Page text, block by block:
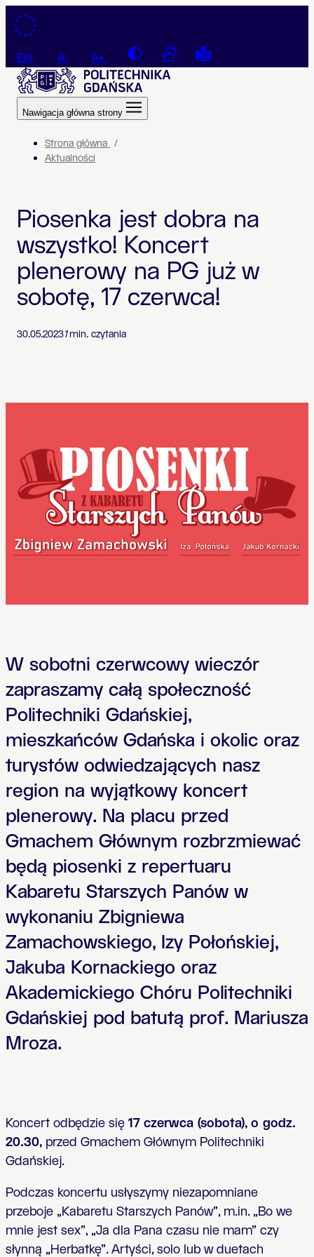
Przejdź do treści
EN A A+ Contrast Connection with a sign
Tekst łatwy do
Nawigacja główna strony
Strona główna
Aktualności
Piosenka jest dobra na
wszystko! Koncert
plenerowy na PG już w
sobotę, 17 czerwca!
30.05.20231min. czytania
W sobotni czerwcowy wieczór
zapraszamy całą społeczność
Politechniki Gdańskiej,
mieszkańców Gdańska i okolic oraz
turystów odwiedzających nasz
region na wyjątkowy koncert
plenerowy. Na placu przed
Gmachem Głównym rozbrzmiewać
będą piosenki z repertuaru
Kabaretu Starszych Panów w
wykonaniu Zbigniewa
Zamachowskiego, Izy Połońskiej,
Jakuba Kornackiego oraz
Akademickiego Chóru Politechniki
Gdańskiej pod batutą prof. Mariusza
Mroza.
Koncert odbędzie się 17 czerwca (sobota), o godz.
20.30, przed Gmachem Głównym Politechniki
Gdańskiej.
Podczas koncertu usłyszymy niezapomniane
przeboje „Kabaretu Starszych Panów”, m.in. „Bo we
mnie jest sex”, „Ja dla Pana czasu nie mam” czy
słynną „Herbatkę”.Artyści, solo lub w duetach